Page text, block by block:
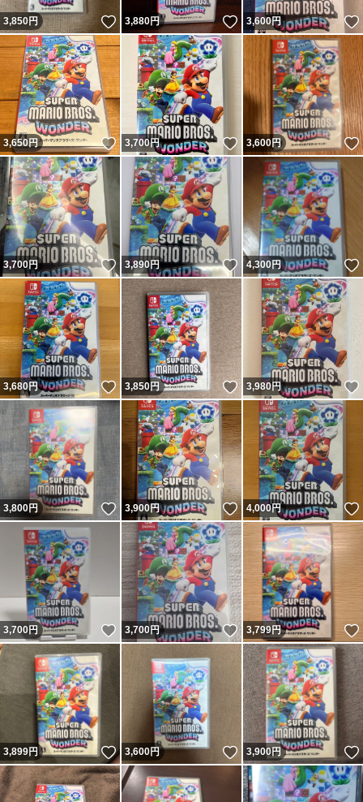
3,850円 いいね！
3,880円 いいね！
3,600円
3,650円 いいね！
3,700円 いいね！
3,600円
3,700円 いいね！
3,890円 いいね！
4,300円
3,680円 いいね！
3,850円 いいね！
3,980円
3,800円 いいね！
3,900円 いいね！
4,000円
3,700円 いいね！
3,700円 いいね！
3,799円
3,899円 いいね！
3,600円 いいね！
3,900円